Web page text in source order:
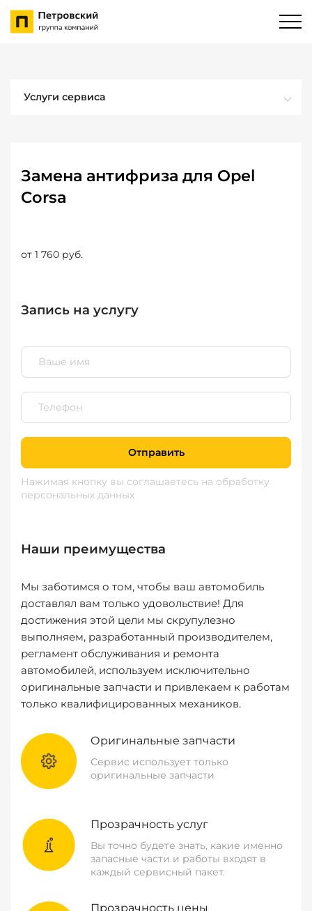
Услуги сервиса
Замена антифриза для Opel
Corsa
от 1 760 руб.
Запись на услугу
Отправить
Нажимая кнопку вы соглашаетесь на обработку
персональных данных
Наши преимущества
Мы заботимся о том, чтобы ваш автомобиль
доставлял вам только удовольствие! Для
достижения этой цели мы скрупулезно
выполняем, разработанный производителем,
регламент обслуживания и ремонта
автомобилей, используем исключительно
оригинальные запчасти и привлекаем к работам
только квалифицированных механиков.
Оригинальные запчасти
Сервис использует только
оригинальные запчасти
Прозрачность услуг
Вы точно будете знать, какие именно
запасные части и работы входят в
каждый сервисный пакет.
Прозрачность цены